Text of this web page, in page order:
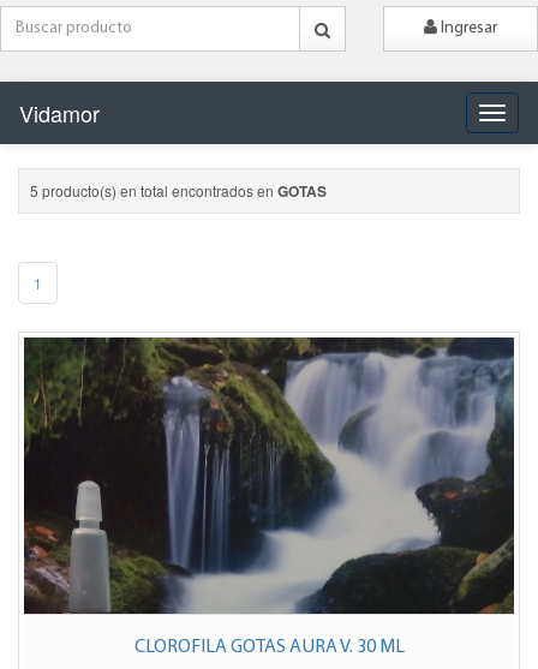
Ingresar
Vidamor
5 producto(s) en total encontrados en GOTAS
1
CLOROFILA GOTAS AURA V. 30 ML